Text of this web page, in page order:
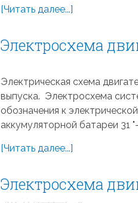
[Читать далее...]
Электросхема
Электрическая схема
выпуска. Электросхема
обозначения к
аккумуляторной батареи 31
[Читать далее...]
Электросхема